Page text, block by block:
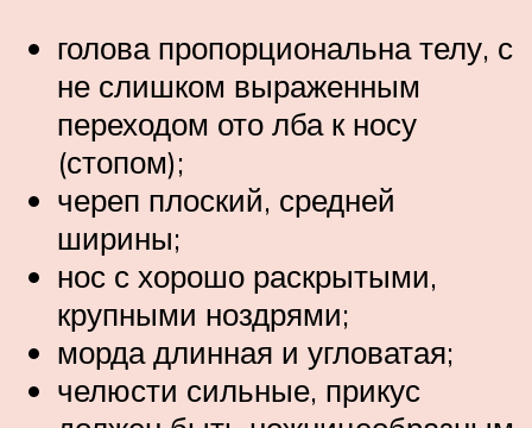
голова пропорциональна телу, с
не слишком выраженным
переходом ото лба к носу
(стопом);
череп плоский, средней
ширины;
нос с хорошо раскрытыми,
крупными ноздрями;
морда длинная и угловатая;
челюсти сильные, прикус